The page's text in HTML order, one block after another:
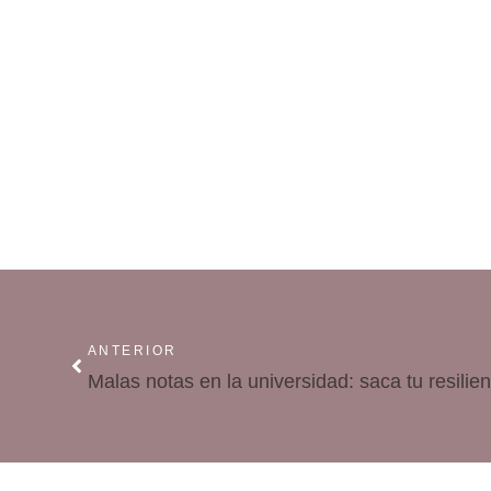
ANTERIOR
Malas notas en la universidad: saca tu